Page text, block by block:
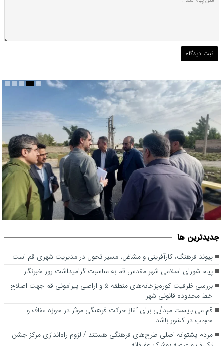
اصلاح خط محدوده قانونی شهر
جديدترين ها
پیوند فرهنگ، کارآفرینی و مشاغل، مسیر تحول در مدیریت شهری قم است
پیام شورای اسلامی شهر مقدس قم به مناسبت گرامیداشت روز خبرنگار
بررسی ظرفیت کوره‌پزخانه‌های منطقه ۵ و اراضی پیرامونی قم جهت اصلاح
خط محدوده قانونی شهر
قم می بایست مبدأیی برای آغاز حرکت فرهنگی موثر در حوزه عفاف و
حجاب در کشور باشد
مردم پشتوانه اصلی طرح‌های فرهنگی هستند / لزوم راه‌اندازی مرکز جشن